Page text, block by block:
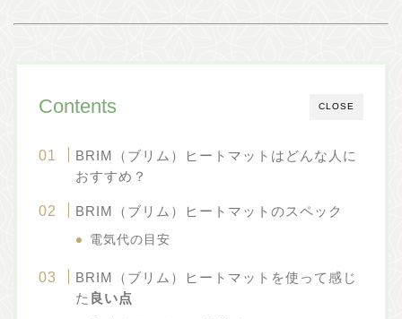
CLOSE
Contents
BRIM（ブリム）ヒートマットはどんな人に
おすすめ？
BRIM（ブリム）ヒートマットのスペック
電気代の目安
BRIM（ブリム）ヒートマットを使って感じ
た 良い点